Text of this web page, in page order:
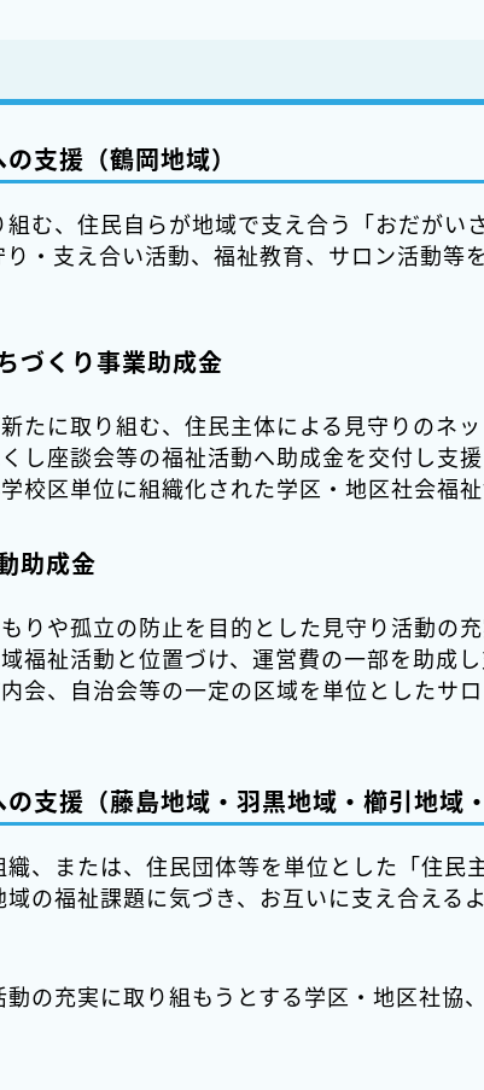
支援（鶴岡地域）
む、住民自らが地域で支え合う「おだがい
・支え合い活動、福祉教育、サロン活動等
づくり事業助成金
たに取り組む、住民主体による見守りのネ
し座談会等の福祉活動へ助成金を交付し支援
校区単位に組織化された学区・地区社会福
助成金
りや孤立の防止を目的とした見守り活動の
福祉活動と位置づけ、運営費の一部を助成し
会、自治会等の一定の区域を単位としたサロ
支援（藤島地域・羽黒地域・櫛引地域
、または、住民団体等を単位とした「住民
の福祉課題に気づき、お互いに支え合える
動の充実に取り組もうとする学区・地区社協